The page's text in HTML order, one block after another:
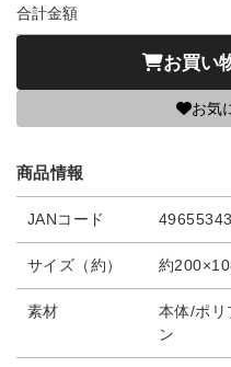
合計金額
お買い
お気
商品情報
JANコード
サイズ（約） 約
素材
本体/ポリ
ン